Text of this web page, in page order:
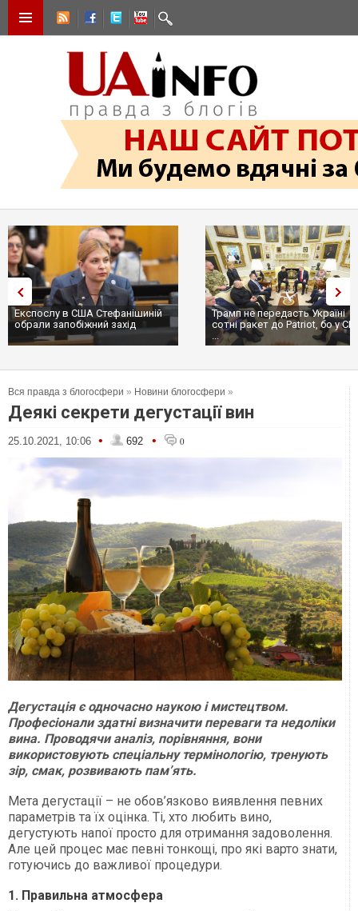
Експослу в США Стефанішиній
обрали запобіжний захід
Трамп не передасть Україні
сотні ракет до Patriot, бо у США
Вся правда з блогосфери » Новини блогосфери »
Деякі секрети дегустації вин
25.10.2021, 10:06 • 692 • 0
Дегустація є одночасно наукою і мистецтвом.
Професіонали здатні визначити переваги та недоліки
вина. Проводячи аналіз, порівняння, вони
використовують спеціальну термінологію, тренують
зір, смак, розвивають пам’ять.
Мета дегустації – не обов’язково виявлення певних
параметрів та їх оцінка. Ті, хто любить вино,
дегустують напої просто для отримання задоволення.
Але цей процес має певні тонкощі, про які варто знати,
готуючись до важливої процедури.
1. Правильна атмосфера